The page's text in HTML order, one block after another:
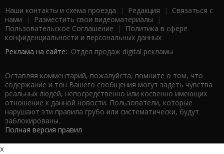
Наши контакты и схема проезда | Редакция | Связаться с
нами | Разместить свои видеоматериалы |
Пользовательское Соглашение |
Политика в сфере
конфиденциальности и персональных данных
Реклама на сайте: Отдел продаж digital рекламы
Оставляя комментарий, пожалуйста, помните о том, что
содержание и тон Вашего сообщения могут задеть чувства
реальных людей, непосредственно или косвенно имеющих
отношение к данной новости. Пользователи, которые
нарушают эти правила грубо или систематически, будут
заблокированы.
Полная версия правил
x